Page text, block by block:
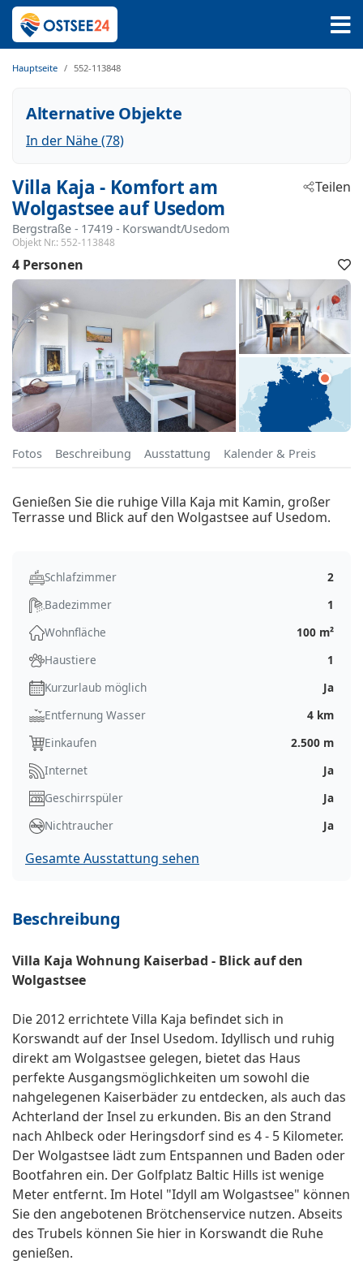
Hauptseite 552-113848
Alternative Objekte
In der Nähe (78)
Villa Kaja - Komfort am
Wolgastsee auf Usedom
Bergstraße - 17419 - Korswandt/Usedom
Objekt Nr.: 552-113848
Teilen
4 Personen
Fotos Beschreibung Ausstattung Kalender & Preis
Genießen Sie die ruhige Villa Kaja mit Kamin, großer
Terrasse und Blick auf den Wolgastsee auf Usedom.
Schlafzimmer
2
Badezimmer
1
Wohnfläche
100 m²
Haustiere
1
Kurzurlaub möglich
Ja
Entfernung Wasser
4 km
Einkaufen
2.500 m
Internet
Ja
Geschirrspüler
Ja
Nichtraucher
Ja
Gesamte Ausstattung sehen
Beschreibung
Villa Kaja Wohnung Kaiserbad - Blick auf den
Wolgastsee
Die 2012 errichtete Villa Kaja befindet sich in
Korswandt auf der Insel Usedom. Idyllisch und ruhig
direkt am Wolgastsee gelegen, bietet das Haus
perfekte Ausgangsmöglichkeiten um sowohl die
nahgelegenen Kaiserbäder zu entdecken, als auch das
Achterland der Insel zu erkunden. Bis an den Strand
nach Ahlbeck oder Heringsdorf sind es 4 - 5 Kilometer.
Der Wolgastsee lädt zum Entspannen und Baden oder
Bootfahren ein. Der Golfplatz Baltic Hills ist wenige
Meter entfernt. Im Hotel "Idyll am Wolgastsee" können
Sie den angebotenen Brötchenservice nutzen. Abseits
des Trubels können Sie hier in Korswandt die Ruhe
genießen.